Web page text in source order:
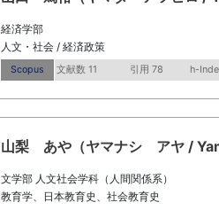
経済学部
人文・社会 / 経済政策
Scopus 文献数 11 引用 78 h-
山梨 あや（ヤマナシ アヤ /
文学部 人文社会学科（人間関係系）
教育学、日本教育史、社会教育史